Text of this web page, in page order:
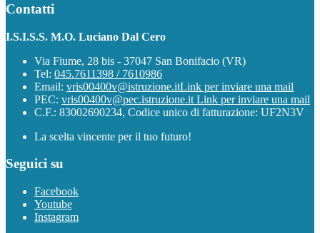
Contatti
I.S.I.S.S. M.O. Luciano Dal Cero
Via Fiume, 28 bis - 37047 San Bonifacio (VR)
Tel: 045.7611398 / 7610986
Email: vris00400v@istruzione.itLink per inviare una mail
PEC: vris00400v@pec.istruzione.it Link per inviare una mail
C.F.: 83002690234, Codice unico di fatturazione: UF2N3V
La scelta vincente per il tuo futuro!
Seguici su
Facebook
Youtube
Instagram